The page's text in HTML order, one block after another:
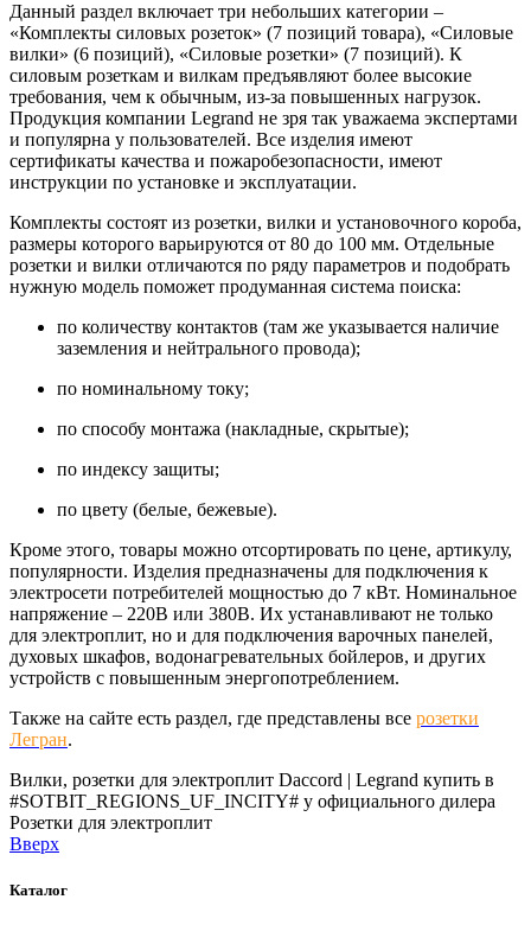
Данный раздел включает три небольших категории –
«Комплекты силовых розеток» (7 позиций товара), «Силовые
вилки» (6 позиций), «Силовые розетки» (7 позиций). К
силовым розеткам и вилкам предъявляют более высокие
требования, чем к обычным, из-за повышенных нагрузок.
Продукция компании Legrand не зря так уважаема экспертами
и популярна у пользователей. Все изделия имеют
сертификаты качества и пожаробезопасности, имеют
инструкции по установке и эксплуатации.
Комплекты состоят из розетки, вилки и установочного короба,
размеры которого варьируются от 80 до 100 мм. Отдельные
розетки и вилки отличаются по ряду параметров и подобрать
нужную модель поможет продуманная система поиска:
по количеству контактов (там же указывается наличие
заземления и нейтрального провода);
по номинальному току;
по способу монтажа (накладные, скрытые);
по индексу защиты;
по цвету (белые, бежевые).
Кроме этого, товары можно отсортировать по цене, артикулу,
популярности. Изделия предназначены для подключения к
электросети потребителей мощностью до 7 кВт. Номинальное
напряжение – 220В или 380В. Их устанавливают не только
для электроплит, но и для подключения варочных панелей,
духовых шкафов, водонагревательных бойлеров, и других
устройств с повышенным энергопотреблением.
Также на сайте есть раздел, где представлены все розетки
Легран.
Вилки, розетки для электроплит Daccord | Legrand купить в
#SOTBIT_REGIONS_UF_INCITY# у официального дилера
Розетки для электроплит
Вверх
Каталог